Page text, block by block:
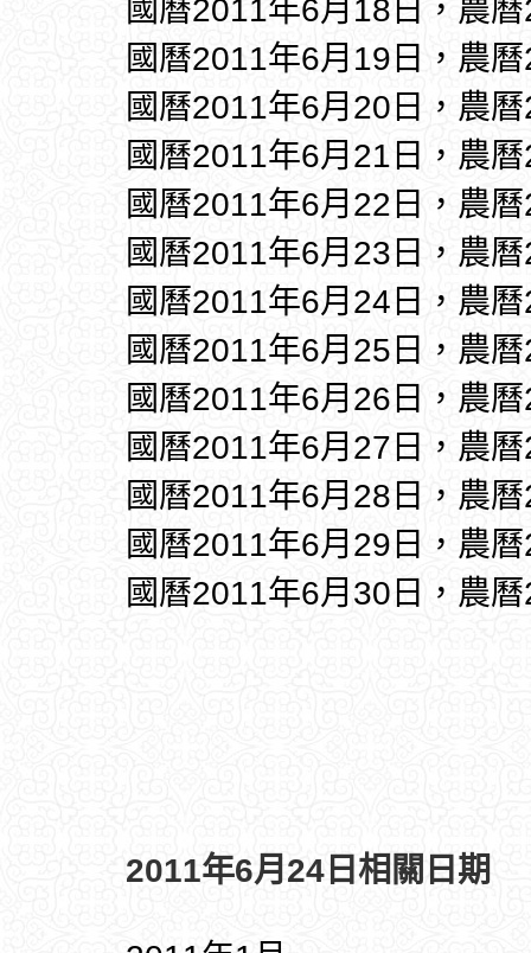
國曆2011年6月18日，農
國曆2011年6月19日，農
國曆2011年6月20日，農
國曆2011年6月21日，農
國曆2011年6月22日，農
國曆2011年6月23日，農
國曆2011年6月24日，農
國曆2011年6月25日，農
國曆2011年6月26日，農
國曆2011年6月27日，農
國曆2011年6月28日，農
國曆2011年6月29日，農
國曆2011年6月30日，農
2011年6月24日相關日期